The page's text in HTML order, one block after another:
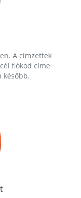
A címzettek
fiókod címe
később.